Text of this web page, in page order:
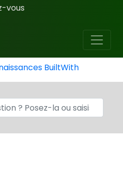
vous
BuiltWith